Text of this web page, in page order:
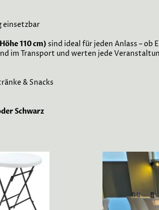
einsetzbar
110 cm) sind ideal für jeden Anlass – ob
im Transport und werten jede
& Snacks
Schwarz